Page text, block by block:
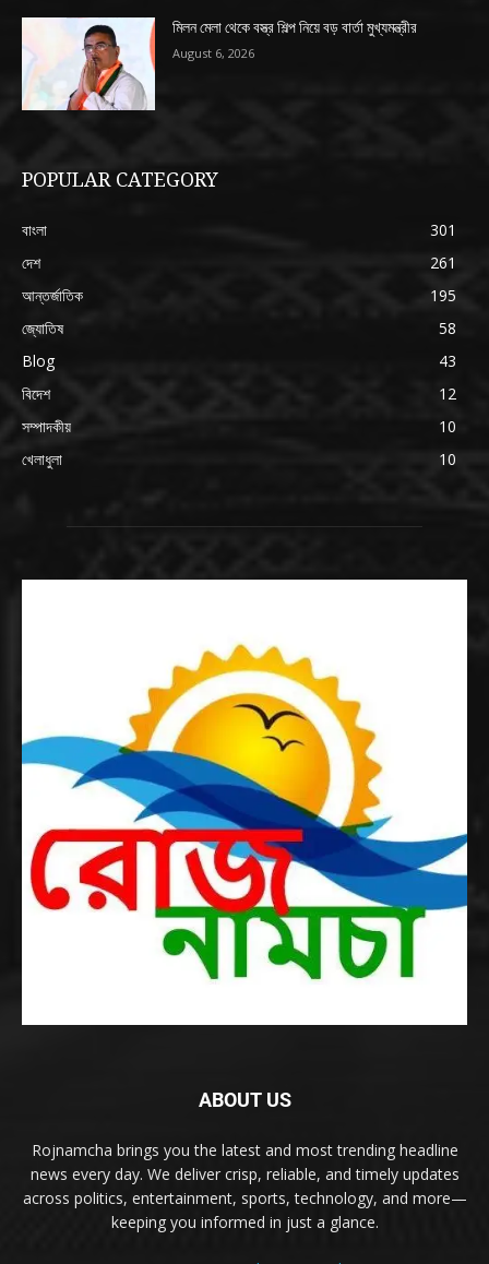
মিলন মেলা থেকে বস্ত্র শিল্প নিয়ে বড় বার্তা মুখ্যমন্ত্রীর
August 6, 2026
POPULAR CATEGORY
বাংলা
301
দেশ
261
আন্তর্জাতিক
195
জ্যোতিষ
58
Blog
43
বিদেশ
12
সম্পাদকীয়
10
খেলাধুলা
10
ABOUT US
Rojnamcha brings you the latest and most trending headline
news every day. We deliver crisp, reliable, and timely updates
across politics, entertainment, sports, technology, and more—
keeping you informed in just a glance.